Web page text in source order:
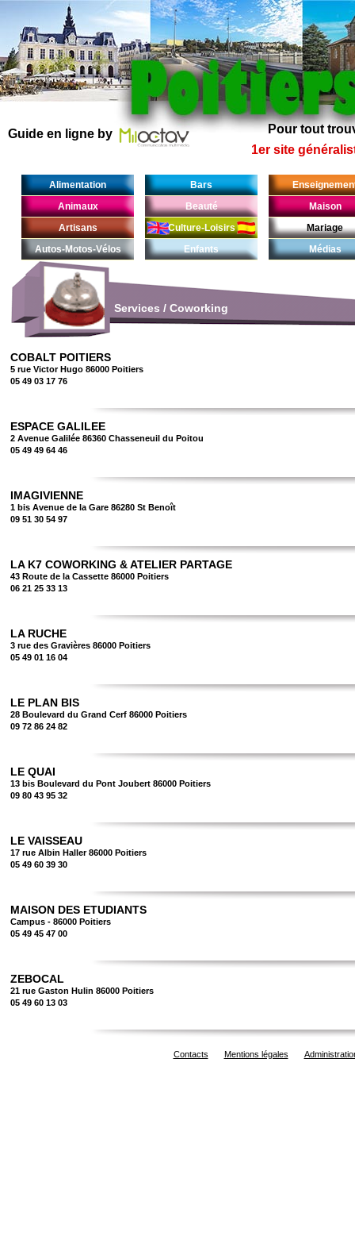
Pour tout
1er site
Guide en ligne by
Alimentation
Animaux
Artisans
Autos-Motos-Vélos
Bars
Beauté
Culture-Loisirs
Enfants
Maison
Mariage
Médias
Services / Coworking
COBALT POITIERS
5 rue Victor Hugo 86000 Poitiers
05 49 03 17 76
ESPACE GALILEE
2 Avenue Galilée 86360 Chasseneuil du Poitou
05 49 49 64 46
IMAGIVIENNE
1 bis Avenue de la Gare 86280 St Benoît
09 51 30 54 97
LA K7 COWORKING & ATELIER PARTAGE
43 Route de la Cassette 86000 Poitiers
06 21 25 33 13
LA RUCHE
3 rue des Gravières 86000 Poitiers
05 49 01 16 04
LE PLAN BIS
28 Boulevard du Grand Cerf 86000 Poitiers
09 72 86 24 82
LE QUAI
13 bis Boulevard du Pont Joubert 86000 Poitiers
09 80 43 95 32
LE VAISSEAU
17 rue Albin Haller 86000 Poitiers
05 49 60 39 30
MAISON DES ETUDIANTS
Campus - 86000 Poitiers
05 49 45 47 00
ZEBOCAL
21 rue Gaston Hulin 86000 Poitiers
05 49 60 13 03
Contacts Mentions légales